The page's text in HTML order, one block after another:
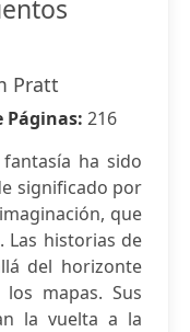
Pratt
Páginas: 216
ha sido
significado por
que
Las historias de
del horizonte
mapas. Sus
la vuelta a la